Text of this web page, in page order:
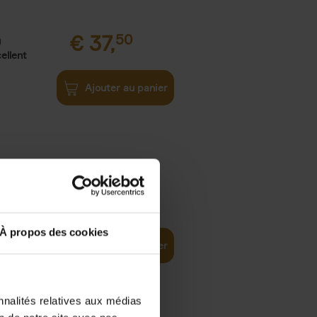
À propos des cookies
relatives aux médias
€ 37,50
Ajouter au panier
world 29,99
Ajouter au panier